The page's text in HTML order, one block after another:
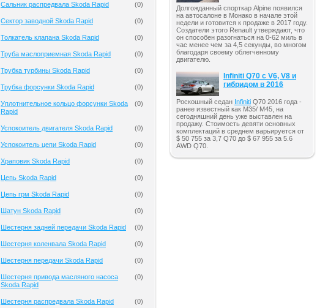
Сальник распредвала Skoda Rapid (0)
Сектор заводной Skoda Rapid (0)
Толкатель клапана Skoda Rapid (0)
Труба маслоприемная Skoda Rapid (0)
Трубка турбины Skoda Rapid (0)
Трубка форсунки Skoda Rapid (0)
Уплотнительное кольцо форсунки Skoda
Rapid
(0)
Успокоитель двигателя Skoda Rapid (0)
Успокоитель цепи Skoda Rapid (0)
Храповик Skoda Rapid (0)
Цепь Skoda Rapid (0)
Цепь грм Skoda Rapid (0)
Шатун Skoda Rapid (0)
Шестерня задней передачи Skoda Rapid (0)
Шестерня коленвала Skoda Rapid (0)
Шестерня передачи Skoda Rapid (0)
Шестерня привода масляного насоса
Skoda Rapid
(0)
Шестерня распредвала Skoda Rapid (0)
Долгожданный спорткар Alpine появился
на автосалоне в Монако в начале этой
недели и готовится к продаже в 2017 году.
Создатели этого Renault утверждают, что
он способен разогнаться на 0-62 миль в
час менее чем за 4,5 секунды, во многом
благодаря своему облегченному
двигателю.
Infiniti Q70 с V6, V8 и
гибридом в 2016
Роскошный седан Infiniti Q70 2016 года -
ранее известный как M35/ M45, на
сегодняшний день уже выставлен на
продажу. Стоимость девяти основных
комплектаций в среднем варьируется от
$ 50 755 за 3,7 Q70 до $ 67 955 за 5.6
AWD Q70.